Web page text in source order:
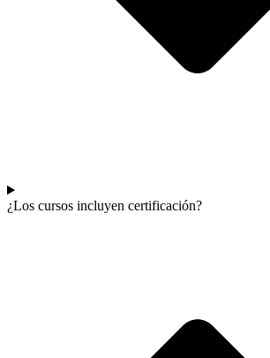
¿Los cursos incluyen certificación?